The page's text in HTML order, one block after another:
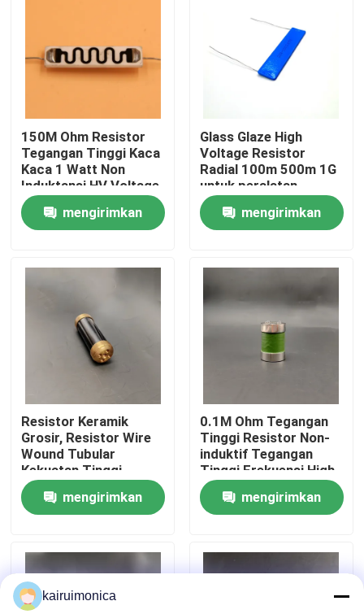
Rumah
Produk
Tentang kami
Kontrol kualitas
Hubungi kami
Berita
Permintaan Penawaran
150M Ohm Resistor
Tegangan Tinggi Kaca
Kaca 1 Watt Non
Induktansi HV Voltage
Divider
mengirimkan
Glass Glaze High
Voltage Resistor
Radial 100m 500m 1G
untuk peralatan
elektronik daya
mengirimkan
Resistor Keramik
Grosir, Resistor Wire
Wound Tubular
Kekuatan Tinggi
mengirimkan
0.1M Ohm Tegangan
Tinggi Resistor Non-
induktif Tegangan
Tinggi Frekuensi High
Divider Resistance
mengirimkan
kairuimonica